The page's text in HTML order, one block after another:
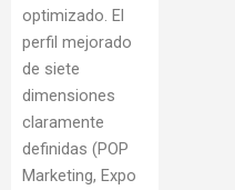
optimizado. El
perfil mejorado
de siete
dimensiones
claramente
definidas (POP
Marketing, Expo